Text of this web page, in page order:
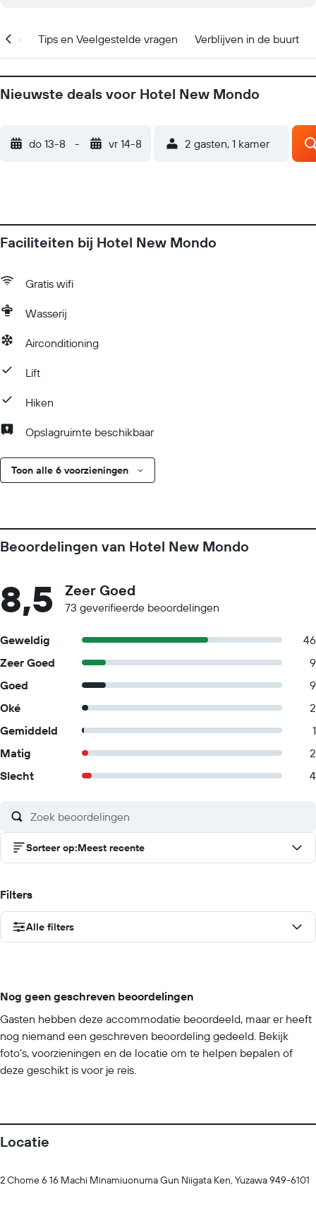
Tips en Veelgestelde vragen Verblijven in de buurt
Nieuwste deals voor Hotel New Mondo
do 13-8 - vr 14-8 2 gasten, 1 kamer
Faciliteiten bij Hotel New Mondo
Gratis wifi
Wasserij
Airconditioning
Lift
Hiken
Opslagruimte beschikbaar
Toon alle 6 voorzieningen
Beoordelingen van Hotel New Mondo
8,5 Zeer Goed
73 geverifieerde beoordelingen
Geweldig
46
Zeer Goed
9
Goed
9
Oké
2
Gemiddeld
1
Matig
2
Slecht
4
Sorteer op:Meest recente
Filters
Alle filters
Nog geen geschreven beoordelingen
Gasten hebben deze accommodatie beoordeeld, maar er heeft
nog niemand een geschreven beoordeling gedeeld. Bekijk
foto’s, voorzieningen en de locatie om te helpen bepalen of
deze geschikt is voor je reis.
Locatie
2 Chome 6 16 Machi Minamiuonuma Gun Niigata Ken, Yuzawa 949-6101